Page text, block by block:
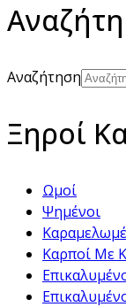
Αναζήτηση
Ξηροί
Ωμοί
Ψημένοι
Καρποί Με